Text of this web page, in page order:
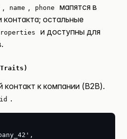
, name , phone
мапятся в
остальные
и доступны для
к компании (B2B).
.